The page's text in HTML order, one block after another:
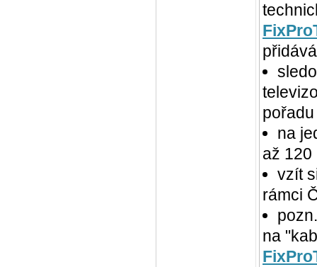
pořadu
na
až 120
vzít
rámci
na